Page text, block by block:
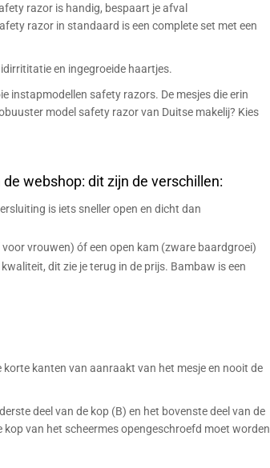
razor is handig, bespaart je afval
razor in standaard is een complete set met een
en ingegroeide haartjes.
instapmodellen safety razors. De mesjes die erin
model safety razor van Duitse makelij? Kies
webshop: dit zijn de verschillen:
is iets sneller open en dicht dan
vrouwen) óf een open kam (zware baardgroei)
dit zie je terug in de prijs. Bambaw is een
kanten van aanraakt van het mesje en nooit de
deel van de kop (B) en het bovenste deel van de
van het scheermes opengeschroefd moet worden